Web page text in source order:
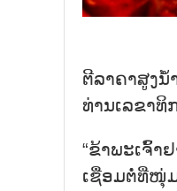
ຕີ​ລາ​ຄາ​ສູງ​
ທ່ານ​ເລ​ຂາ​ທິ​
“ຂ້າ​ພະ​ເຈົ້
ເຊື່ອມ​ຕໍ່​ທີ່​ໜຸ່